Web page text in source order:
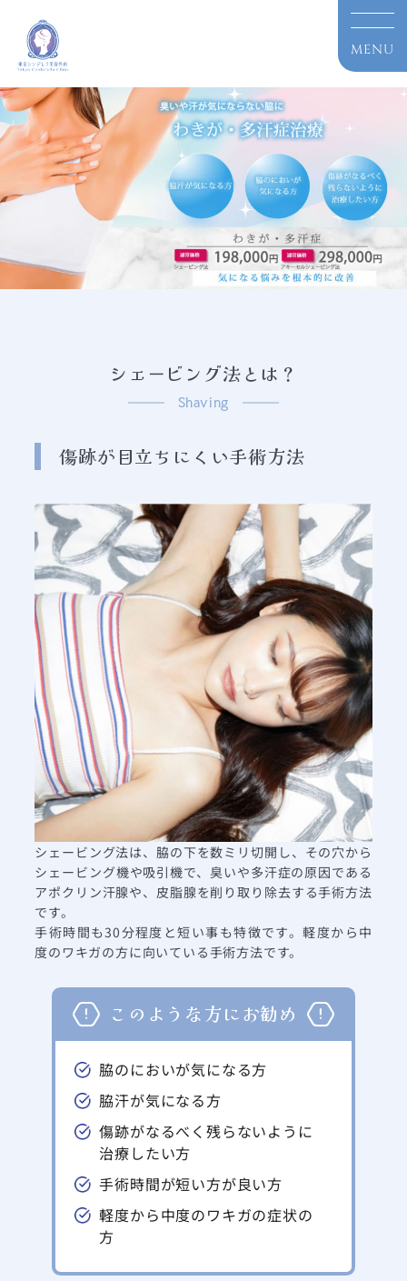
シェービング法とは？
Shaving
傷跡が目立ちにくい手術方法
シェービング法は、脇の下を数ミリ切開し、その穴から
シェービング機や吸引機で、臭いや多汗症の原因である
アポクリン汗腺や、皮脂腺を削り取り除去する手術方法
です。
手術時間も30分程度と短い事も特徴です。軽度から中
度のワキガの方に向いている手術方法です。
このような方にお勧め
脇のにおいが気になる方
脇汗が気になる方
傷跡がなるべく残らないように
治療したい方
手術時間が短い方が良い方
軽度から中度のワキガの症状の
方